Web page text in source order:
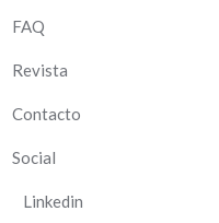
FAQ
Revista
Contacto
Social
Linkedin